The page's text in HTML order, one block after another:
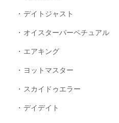
デイトジャスト
オイスターパーペチュアル
エアキング
ヨットマスター
スカイドゥエラー
デイデイト